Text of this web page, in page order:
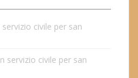
civile per san
servizio civile per san